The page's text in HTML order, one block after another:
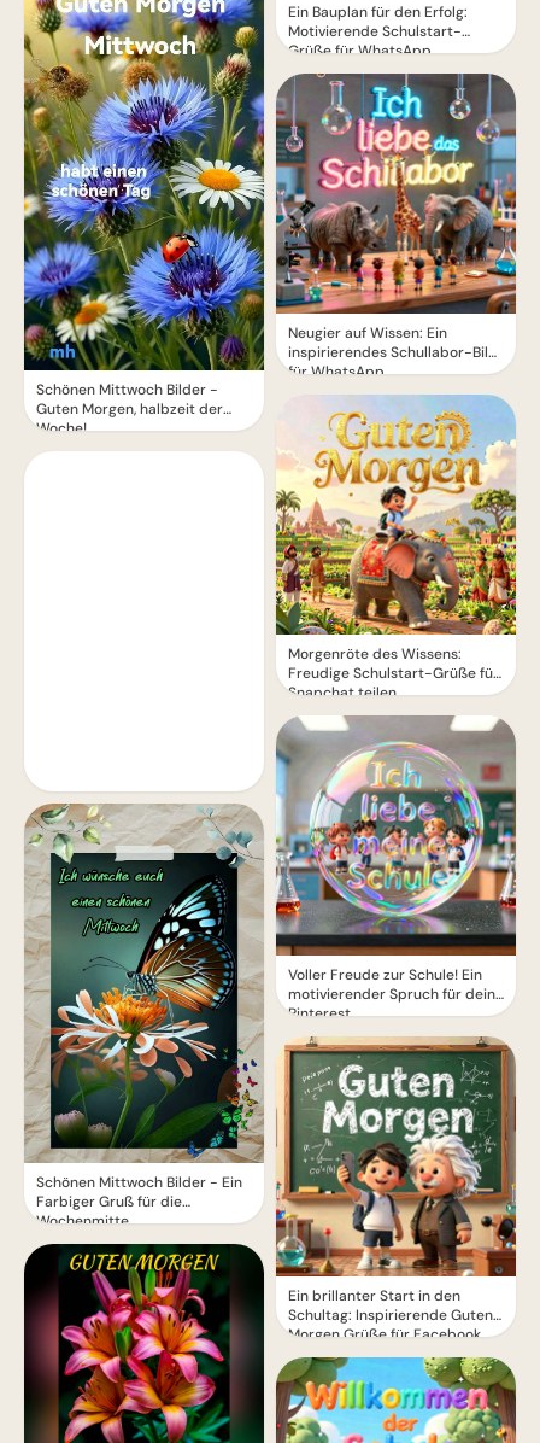
Schönen Mittwoch Bilder -
Guten Morgen, halbzeit der
Woche!
Schönen Mittwoch Bilder - Ein
Farbiger Gruß für die
Wochenmitte
Ein Bauplan für den Erfolg:
Motivierende Schulstart-
Grüße für WhatsApp
Neugier auf Wissen: Ein
inspirierendes Schullabor-Bild
für WhatsApp
Morgenröte des Wissens:
Freudige Schulstart-Grüße für
Snapchat teilen
Voller Freude zur Schule! Ein
motivierender Spruch für dein
Pinterest
Ein brillanter Start in den
Schultag: Inspirierende Guten
Morgen Grüße für Facebook